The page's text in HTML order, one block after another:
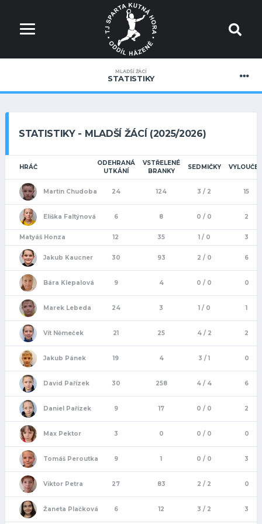
MLADŠÍ ŽÁCÍ
STATISTIKY
STATISTIKY - MLADŠÍ ŽÁCÍ (2025/2026)
HRÁČ
ODEHRANÁ
UTKÁNÍ
VSTŘELENÉ
BRANKY
SEDMIČKY
Martin Chudoba 24 124 3 / 2 15
Eliška Faltýnová 6 8 0 / 0 2
Matyáš Honza 12 35 1 / 0 3
Jakub Kaucner 30 93 2 / 0 6
Bára Klepalová 9 4 0 / 0 0
Marek Lebeda 24 3 1 / 0 1
Vít Němeček 21 25 4 / 2 2
Jakub Pánek 19 4 3 / 1 0
David Pařízek 30 258 4 / 4 6
Daniel Pařízek 9 17 0 / 0 2
Max Pektor 3 0 0 / 0 0
Tomáš Peroutka 9 1 0 / 0 3
Viktor Petra 27 83 2 / 2 0
Žaneta Plačková 6 12 3 / 2 3